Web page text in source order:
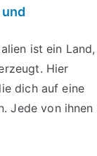
ist ein Land,
Hier
dich auf eine
Jede von ihnen